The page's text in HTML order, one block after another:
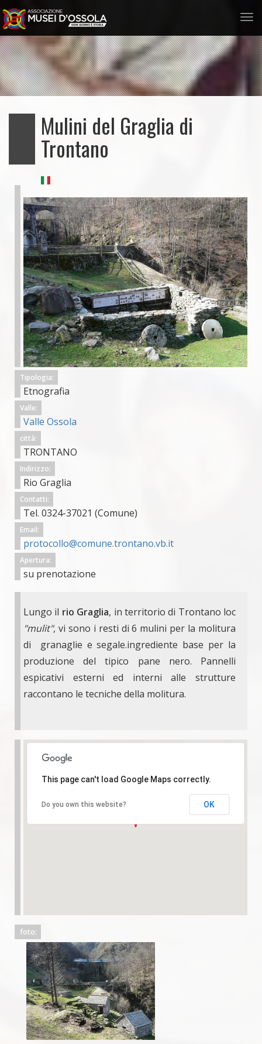
Salta
al
contenuto
principale
Mulini del Graglia di
Trontano
Tipologia:
Etnografia
Valle:
Valle Ossola
città:
TRONTANO
Indirizzo:
Rio Graglia
Contatti:
Tel. 0324-37021 (Comune)
Email:
protocollo@comune.trontano.vb.it
Apertura:
su prenotazione
Lungo il rio Graglia, in territorio di Trontano loc
"mulit", vi sono i resti di 6 mulini per la molitura
di granaglie e segale.ingrediente base per la
produzione del tipico pane nero. Pannelli
espicativi esterni ed interni alle strutture
raccontano le tecniche della molitura.
This page can't load Google Maps correctly.
Do you own this website? OK
foto: